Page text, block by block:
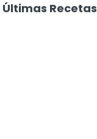
Últimas Recetas